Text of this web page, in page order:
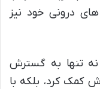
درونی خود نیز
نه تنها به گسترش
کمک کرد، بلکه با